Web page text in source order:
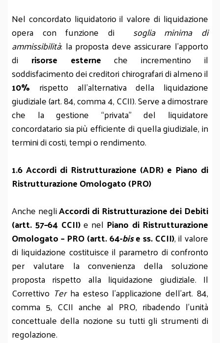
Nel concordato liquidatorio il valore di liquidazione
opera con funzione di soglia minima di
ammissibilità: la proposta deve assicurare l’apporto
di risorse esterne che incrementino il
soddisfacimento dei creditori chirografari di almeno il
10% rispetto all’alternativa della liquidazione
giudiziale (art. 84, comma 4, CCII). Serve a dimostrare
che la gestione “privata” del liquidatore
concordatario sia più efficiente di quella giudiziale, in
termini di costi, tempi o rendimento.
1.6 Accordi di Ristrutturazione (ADR) e Piano di
Ristrutturazione Omologato (PRO)
Anche negliAccordi di Ristrutturazione dei Debiti
(artt. 57–64 CCII)e nel Piano di Ristrutturazione
Omologato – PRO (artt. 64-bise ss. CCII), il valore
di liquidazione costituisce il parametro di confronto
per valutare la convenienza della soluzione
proposta rispetto alla liquidazione giudiziale. Il
Correttivo Ter ha esteso l’applicazione dell’art. 84,
comma 5, CCII anche al PRO, ribadendo l’unità
concettuale della nozione su tutti gli strumenti di
regolazione.